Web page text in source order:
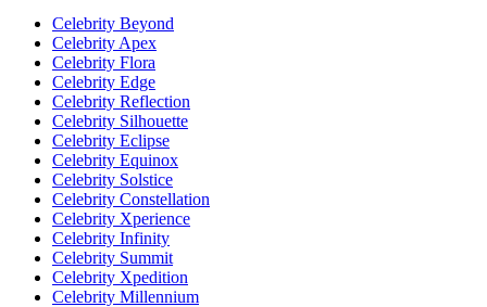
Celebrity Beyond
Celebrity Apex
Celebrity Flora
Celebrity Edge
Celebrity Reflection
Celebrity Silhouette
Celebrity Eclipse
Celebrity Equinox
Celebrity Solstice
Celebrity Constellation
Celebrity Xperience
Celebrity Infinity
Celebrity Summit
Celebrity Xpedition
Celebrity Millennium